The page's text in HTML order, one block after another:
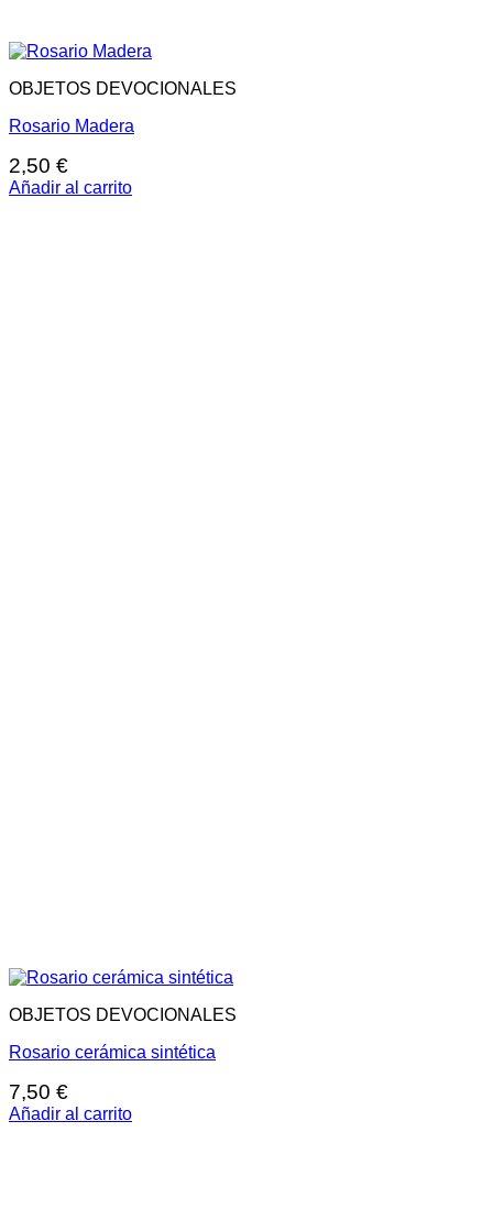
OBJETOS DEVOCIONALES
Rosario Madera
2,50 €
Añadir al carrito
OBJETOS DEVOCIONALES
Rosario cerámica sintética
7,50 €
Añadir al carrito